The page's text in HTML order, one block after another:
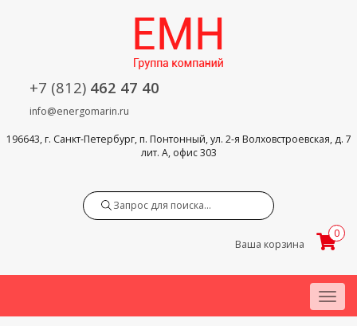
+7 (812) 462 47 40
info@energomarin.ru
196643, г. Санкт-Петербург, п. Понтонный, ул. 2-я Волховстроевская, д. 7
лит. А, офис 303
Ваша корзина
0
Menu